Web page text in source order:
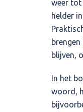
weer tot
helder
blijven,
In het
woord,